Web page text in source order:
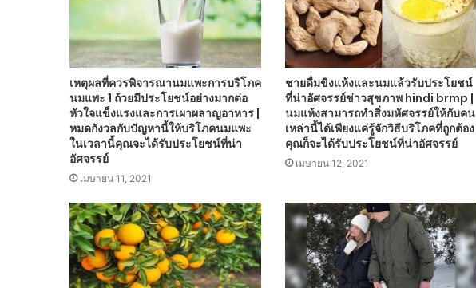
เหตุผลที่ควรพิจารณานมแพะการบริโภค
นมแพะ 1 ถ้วยมีประโยชน์อย่างมากต่อ
หัวใจแข็งแรงและการเผาผลาญอาหาร |
หมดกังวลกับปัญหานี้ให้บริโภคนมแพะ
ในเวลานี้คุณจะได้รับประโยชน์ที่น่า
อัศจรรย์
เมษายน 11, 2021
ชายดื่มขิงแห้งและนมแล้วรับประโยชน์
ที่น่าอัศจรรย์ข่าวสุขภาพ hindi brmp |
นมแห้งสามารถทำสิ่งมหัศจรรย์ให้กับคน
เหล่านี้ได้เพียงแค่รู้จักวิธีบริโภคที่ถูกต้อง
คุณก็จะได้รับประโยชน์ที่น่าอัศจรรย์
เมษายน 12, 2021